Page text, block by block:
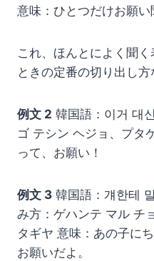
意味：ひとつだけお願い
これ、ほんとによく聞
ときの定番の切り出し方
例文 2 韓国語：이거 대
ゴ テシン ヘジョ、プタ
って、お願い！
例文 3 韓国語：걔한테
み方：ゲハンテ マル チ
タギヤ 意味：あの子に
お願いだよ。